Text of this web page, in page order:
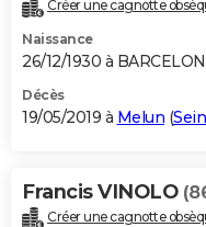
Créer une cagnotte
Naissance
26/12/1930 à
Décès
19/05/2019 à Melun (
Francis VINOLO
Créer une cagnotte